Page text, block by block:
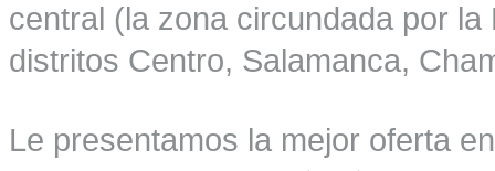
central (la zona circundada por
distritos Centro, Salamanca,
Le presentamos la mejor oferta